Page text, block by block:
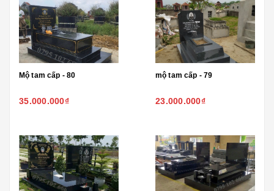
Mộ tam cấp - 80
35.000.000₫
mộ tam cấp - 79
23.000.000₫